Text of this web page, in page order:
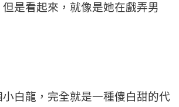
是看起來，就像是她在戲弄男
白龍，完全就是一種傻白甜的代